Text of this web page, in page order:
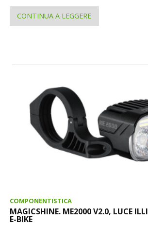
CONTINUA A LEGGERE
COMPONENTISTICA
MAGICSHINE. ME2000 V2.0, LUCE
E-BIKE